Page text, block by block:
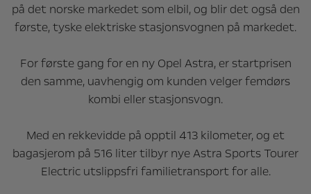
på det norske markedet som elbil, og blir det også den
første, tyske elektriske stasjonsvognen på markedet.
For første gang for en ny Opel Astra, er startprisen
den samme, uavhengig om kunden velger femdørs
kombi eller stasjonsvogn.
Med en rekkevidde på opptil 413 kilometer, og et
bagasjerom på 516 liter tilbyr nye Astra Sports Tourer
Electric utslippsfri familietransport for alle.